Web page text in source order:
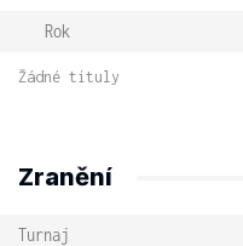
Rok
Žádné tituly
Zranění
Turnaj